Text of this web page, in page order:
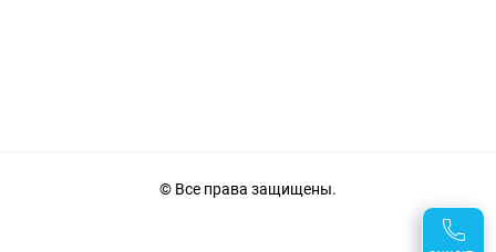
© Все права защищены.